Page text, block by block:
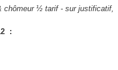
chômeur ½ tarif - sur justificatif,
2012 :